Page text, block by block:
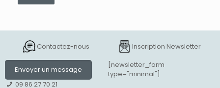
Contactez-nous
Envoyer un message
09 86 27 70 21
Inscription Newsletter
[newsletter_form
type="minimal"]